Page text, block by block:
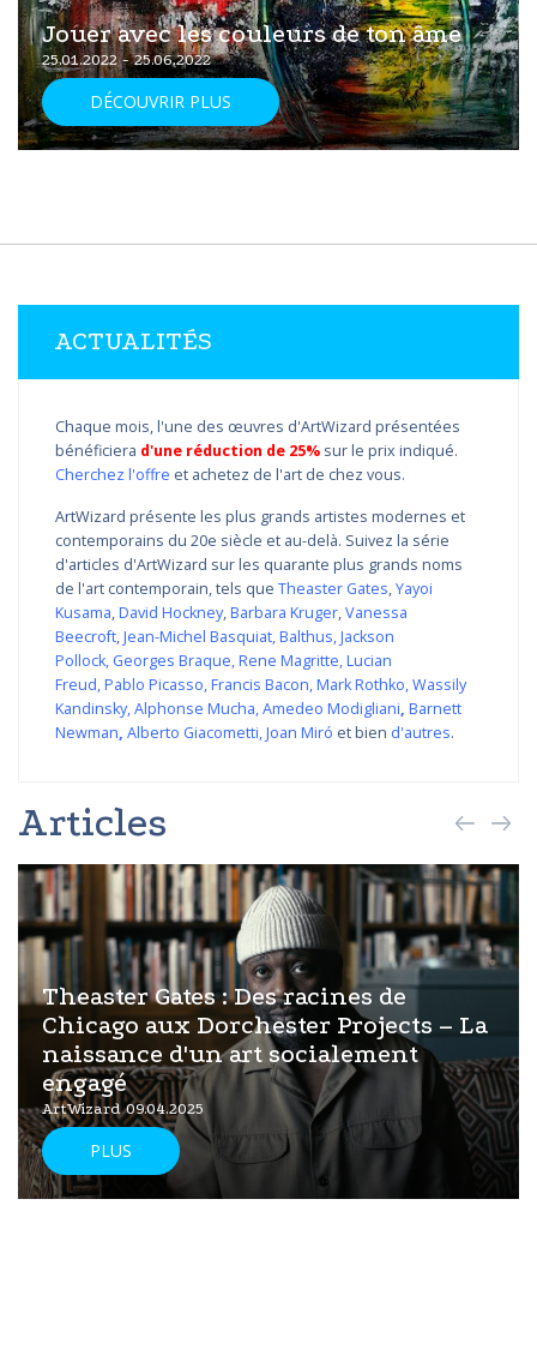
Jouer avec les couleurs de ton âme
25.01.2022 - 25.06.2022
DÉCOUVRIR PLUS
ACTUALITÉS
Chaque mois, l'une des œuvres d'ArtWizard présentées
bénéficiera d'une réduction de 25% sur le prix indiqué.
Cherchez l'offre et achetez de l'art de chez vous.
ArtWizard présente les plus grands artistes modernes et
contemporains du 20e siècle et au-delà. Suivez la série
d'articles d'ArtWizard sur les quarante plus grands noms
de l'art contemporain, tels que Theaster Gates,Yayoi
Kusama,David Hockney,Barbara Kruger,Vanessa
Beecroft,Jean-Michel Basquiat,Balthus,Jackson
Pollock, Georges Braque,Rene Magritte,Lucian
Freud,Pablo Picasso,Francis Bacon,Mark Rothko,Wassily
Kandinsky,Alphonse Mucha,Amedeo Modigliani, Barnett
Newman, Alberto Giacometti,Joan Miró et bien d'autres.
Articles
Theaster Gates : Des racines de
Chicago aux Dorchester Projects – La
naissance d'un art socialement
engagé
ArtWizard 09.04.2025
PLUS